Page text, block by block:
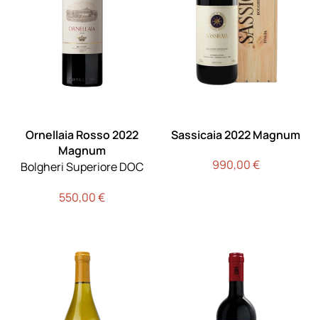
Ornellaia Rosso 2022
Magnum
Bolgheri Superiore DOC
550,00€
Sassicaia 2022 Magnum
990,00€